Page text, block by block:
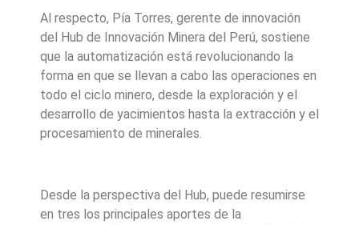
Al respecto, Pía Torres, gerente de innovación
del Hub de Innovación Minera del Perú, sostiene
que la automatización está revolucionando la
forma en que se llevan a cabo las operaciones en
todo el ciclo minero, desde la exploración y el
desarrollo de yacimientos hasta la extracción y el
procesamiento de minerales.
Desde la perspectiva del Hub, puede resumirse
en tres los principales aportes de la